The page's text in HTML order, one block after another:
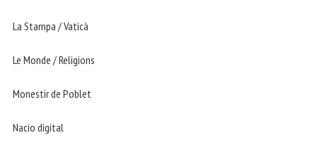
La Stampa / Vaticà
Le Monde / Religions
Monestir de Poblet
Nacio digital